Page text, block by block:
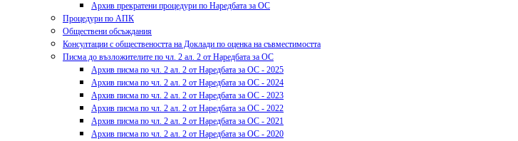
Архив прекратени процедури по Наредбата за ОС
Процедури по АПК
Обществени обсъждания
Консултации с обществеността на Доклади по оценка на съвместимостта
Писма до възложителите по чл. 2 ал. 2 от Наредбата за ОС
Архив писма по чл. 2 ал. 2 от Наредбата за ОС - 2025
Архив писма по чл. 2 ал. 2 от Наредбата за ОС - 2024
Архив писма по чл. 2 ал. 2 от Наредбата за ОС - 2023
Архив писма по чл. 2 ал. 2 от Наредбата за ОС - 2022
Архив писма по чл. 2 ал. 2 от Наредбата за ОС - 2021
Архив писма по чл. 2 ал. 2 от Наредбата за ОС - 2020